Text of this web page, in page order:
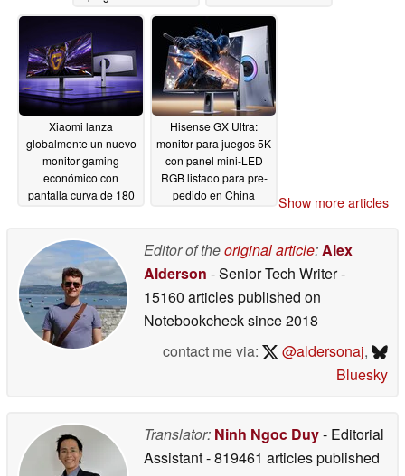
05/10/2026
Microsoft
Xiaomi lanza
globalmente un nuevo
monitor gaming
económico con
pantalla curva de 180
Hisense GX Ultra:
monitor para juegos 5K
con panel mini-LED
RGB listado para pre-
pedido en China
Show more articles
Editor of theoriginal article:Alex
Alderson - Senior Tech Writer-
15160 articles published on
Notebookchecksince 2018
contact me via:
@aldersonaj,
Bluesky
Translator: Ninh Ngoc Duy- Editorial
Assistant- 819461 articles published